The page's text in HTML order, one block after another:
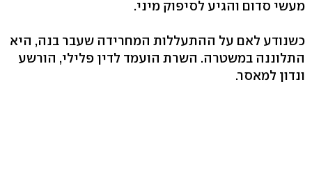
מעשי סדום והגיע לסיפוק מיני.
כשנודע לאם על ההתעללות המחרידה שעבר בנה, היא
התלוננה במשטרה. השרת הועמד לדין פלילי, הורשע
ונדון למאסר.